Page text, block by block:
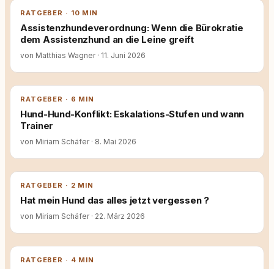
RATGEBER · 10 MIN
Assistenzhundeverordnung: Wenn die Bürokratie
dem Assistenzhund an die Leine greift
von Matthias Wagner · 11. Juni 2026
RATGEBER · 6 MIN
Hund-Hund-Konflikt: Eskalations-Stufen und wann
Trainer
von Miriam Schäfer · 8. Mai 2026
RATGEBER · 2 MIN
Hat mein Hund das alles jetzt vergessen ?
von Miriam Schäfer · 22. März 2026
RATGEBER · 4 MIN